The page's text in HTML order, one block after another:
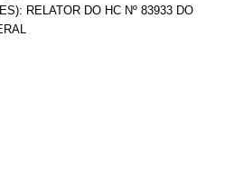
RELATOR DO HC Nº 83933 DO